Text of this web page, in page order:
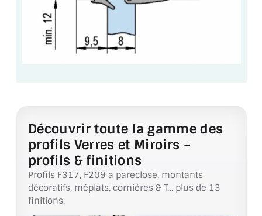
VERRE LAQUÉ/CRÉDENCE
VERRE FEUILLETÉ/TREMPÉ
VERRIÈRE TYPE ATELIER
VERRES TEXTURÉS
PLEXIGLAS PMMA
Découvrir toute la gamme des
profils Verres et Miroirs –
profils & finitions
Profils F317, F209 a pareclose, montants
décoratifs, méplats, cornières & T… plus de 13
finitions.